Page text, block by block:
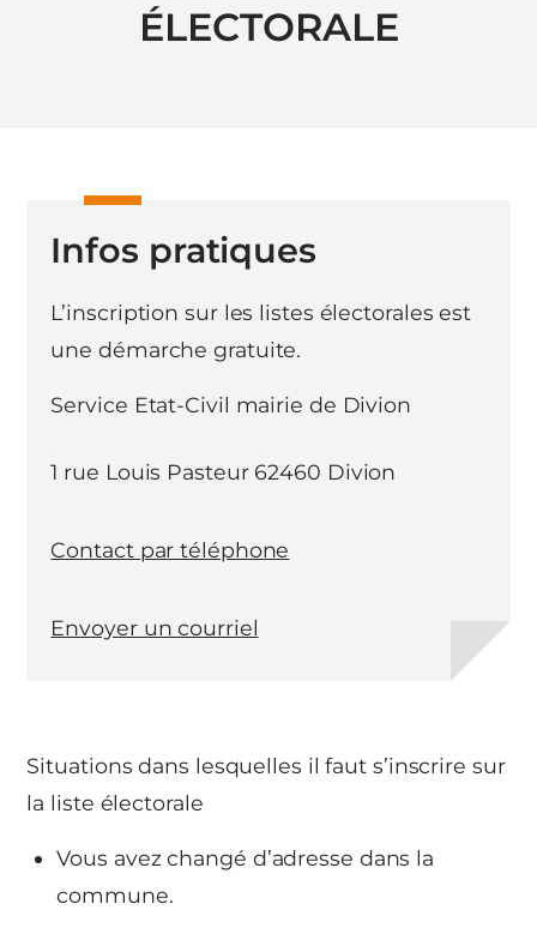
ÉLECTORALE
Situations dans lesquelles il faut s’inscrire sur
la liste électorale
Vous avez changé d’adresse dans la
commune.
Infos pratiques
L’inscription sur les listes électorales est
une démarche gratuite.
Service Etat-Civil mairie de Divion
1 rue Louis Pasteur 62460 Divion
Contact par téléphone
Envoyer un courriel